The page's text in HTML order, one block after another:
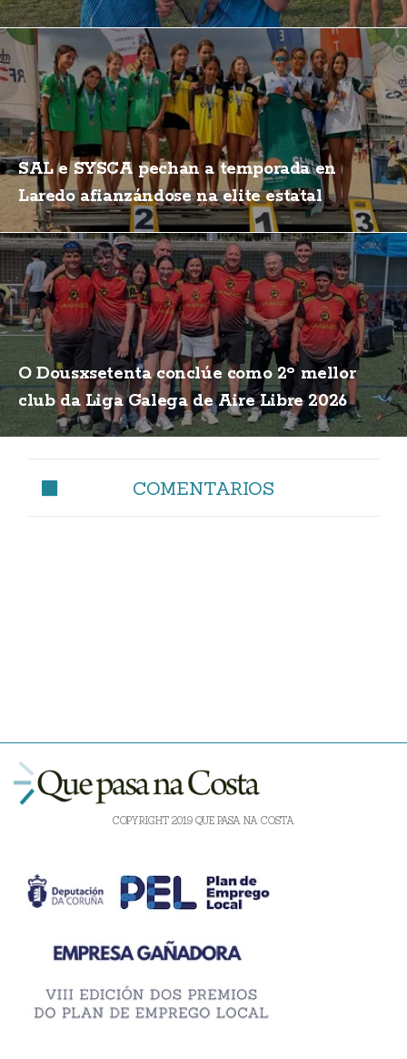
SAL e SYSCA pechan a temporada en
Laredo afianzándose na elite estatal
O Dousxsetenta conclúe como 2º mellor
club da Liga Galega de Aire Libre 2026
COMENTARIOS
COPYRIGHT 2019 QUE PASA NA COSTA